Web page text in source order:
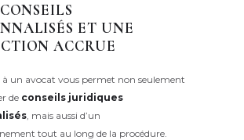
ET UNE
ACCRUE
à un avocat vous permet non seulement
de conseils juridiques
, mais aussi d’un
tout au long de la procédure.